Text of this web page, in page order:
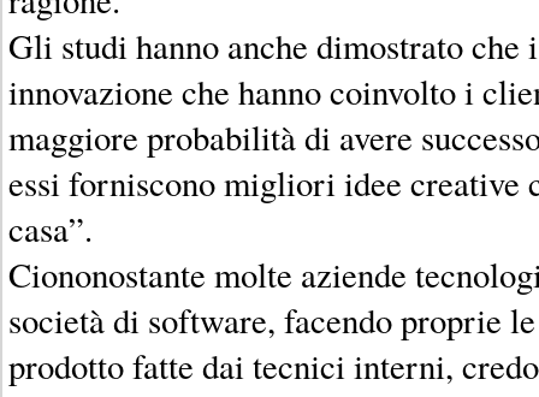
Gli studi hanno anche dimostrato che
innovazione che hanno coinvolto i
maggiore probabilità di avere
essi forniscono migliori idee creative
casa”.
Ciononostante molte aziende
società di software, facendo proprie
prodotto fatte dai tecnici interni,